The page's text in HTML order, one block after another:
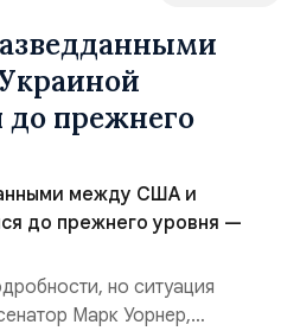
до прежнего
между США и
до прежнего уровня —
но ситуация
Марк Уорнер,